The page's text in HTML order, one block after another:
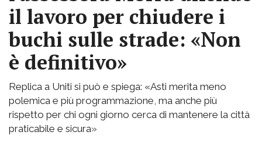
il lavoro per chiudere i
buchi sulle strade: «Non
è definitivo»
Replica a Uniti si può e spiega: «Asti merita meno
polemica e più programmazione, ma anche più
rispetto per chi ogni giorno cerca di mantenere la città
praticabile e sicura»